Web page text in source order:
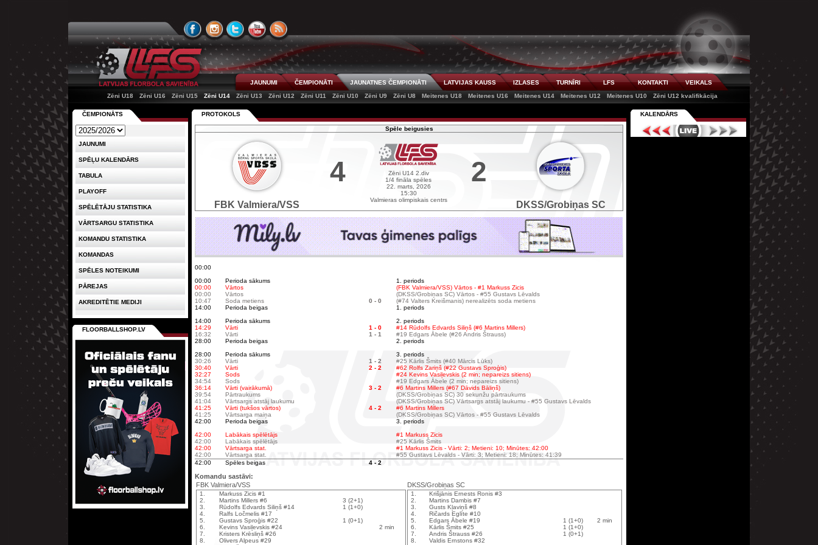
JAUNUMI ČEMPIONĀTI JAUNATNES ČEMPIONĀTI LATVIJAS KAUSS IZLASES TURNĪRI LFS KONTAKTI
VEIKALS
Zēni U18
Zēni U16 Zēni U15 Zēni U14 Zēni U13 Zēni U12 Zēni U11 Zēni U10 Zēni U9 Zēni U8 Meitenes U18 Meitenes U16 Meitenes U14 Meitenes U12 Meitenes U10 Zēni U12 kvalifikācija
PROTOKOLS
Spēle beigusies
FBK Valmiera/VSS
4
Zēni U14 2.div
1/4 fināla spēles
22. marts, 2026
15:30
Valmieras olimpiskais centrs
2
DKSS/Grobiņas SC
00:00
00:00
Perioda sākums
1. periods
00:00
Vārtos
(FBK Valmiera/VSS) Vārtos - #1 Markuss Zicis
00:00
Vārtos
(DKSS/Grobiņas SC) Vārtos - #55 Gustavs Lēvalds
10:47
Soda metiens 0 - 0
(#74 Valters Kreišmanis) nerealizēts soda metiens
14:00
Perioda beigas
1. periods
14:00
Perioda sākums
2. periods
14:29
Vārti 1 - 0
#14 Rūdolfs Edvards Siliņš (#6 Martins Millers)
16:32
Vārti 1 - 1
#19 Edgars Ābele (#26 Andris Štrauss)
28:00
Perioda beigas
2. periods
28:00
Perioda sākums
3. periods
30:26
Vārti 1 - 2
#25 Kārlis Šmits (#40 Mārcis Lūks)
30:40
Vārti 2 - 2
#62 Rolfs Zariņš (#22 Gustavs Sproģis)
32:27
Sods
#24 Kevins Vasiļevskis (2 min; nepareizs sitiens)
34:54
Sods
#19 Edgars Ābele (2 min; nepareizs sitiens)
36:14
Vārti (vairākumā) 3 - 2
#6 Martins Millers (#67 Dāvids Bāliņš)
39:54
Pārtraukums
(DKSS/Grobiņas SC) 30 sekunžu pārtraukums
41:04
Vārtsargs atstāj laukumu
(DKSS/Grobiņas SC) Vārtsargs atstāj laukumu - #55 Gustavs Lēvalds
41:25
Vārti (tukšos vārtos) 4 - 2
#6 Martins Millers
41:25
Vārtsarga maiņa
(DKSS/Grobiņas SC) Vārtos - #55 Gustavs Lēvalds
42:00
Perioda beigas
3. periods
42:00
Labākais spēlētājs
#1 Markuss Zicis
42:00
Labākais spēlētājs
#25 Kārlis Šmits
42:00
Vārtsarga stat.
#1 Markuss Zicis - Vārti: 2; Metieni: 10; Minūtes: 42:00
42:00
Vārtsarga stat.
#55 Gustavs Lēvalds - Vārti: 3; Metieni: 18; Minūtes: 41:39
42:00
Spēles beigas 4 - 2
Komandu sastāvi:
FBK Valmiera/VSS
DKSS/Grobiņas SC
1.
Markuss Zicis #1
2.
Martins Millers #6
3 (2+1)
3.
Rūdolfs Edvards Siliņš #14
1 (1+0)
4.
Ralfs Ločmelis #17
5.
Gustavs Sproģis #22
1 (0+1)
6.
Kevins Vasiļevskis #24
2 min
7.
Kristers Krēsliņš #26
8.
Olivers Alpeus #29
1.
Krišjānis Ernests Ronis #3
2.
Martins Dambis #7
3.
Gusts Kļaviņš #8
4.
Ričards Eglīte #10
5.
Edgars Ābele #19 1 (1+0)
2 min
6.
Kārlis Šmits #25
1 (1+0)
7.
Andris Štrauss #26
1 (0+1)
8.
Valdis Ernstons #32
ČEMPIONĀTS
JAUNUMI
SPĒĻU KALENDĀRS
TABULA
PLAYOFF
SPĒLĒTĀJU STATISTIKA
VĀRTSARGU STATISTIKA
KOMANDU STATISTIKA
KOMANDAS
SPĒLES NOTEIKUMI
PĀREJAS
AKREDITĒTIE MEDIJI
FLOORBALLSHOP.LV
KALENDĀRS